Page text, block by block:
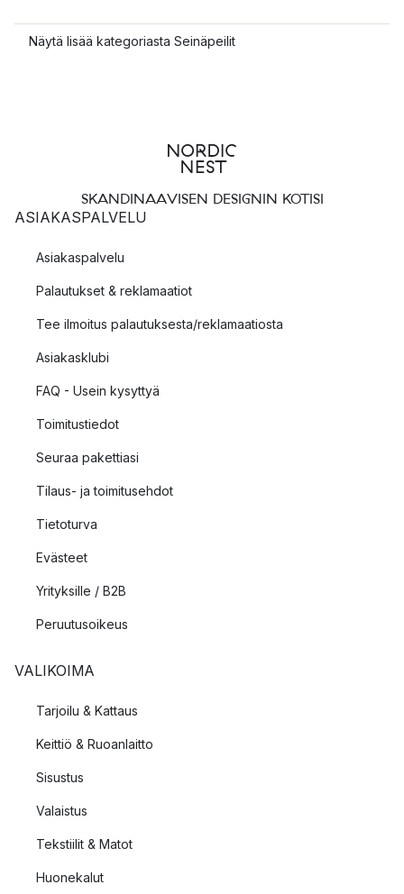
Näytä lisää kategoriasta Seinäpeilit
SKANDINAAVISEN DESIGNIN KOTISI
ASIAKASPALVELU
Asiakaspalvelu
Palautukset & reklamaatiot
Tee ilmoitus palautuksesta/reklamaatiosta
Asiakasklubi
FAQ - Usein kysyttyä
Toimitustiedot
Seuraa pakettiasi
Tilaus- ja toimitusehdot
Tietoturva
Evästeet
Yrityksille / B2B
Peruutusoikeus
VALIKOIMA
Tarjoilu & Kattaus
Keittiö & Ruoanlaitto
Sisustus
Valaistus
Tekstiilit & Matot
Huonekalut